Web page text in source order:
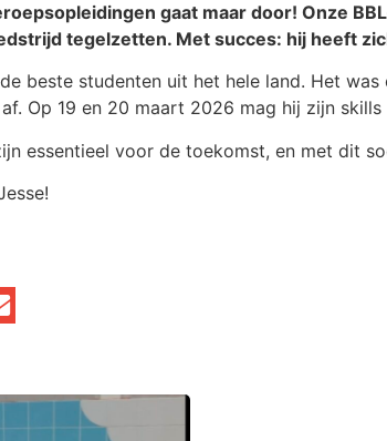
gaat maar door! Onze
tegelzetten. Met succes: hij heeft
beste studenten uit het hele land. Het
Op 19 en 20 maart 2026 mag hij zijn
essentieel voor de toekomst, en met dit